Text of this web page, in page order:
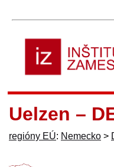
Uelzen –
regióny EÚ: Nemecko >